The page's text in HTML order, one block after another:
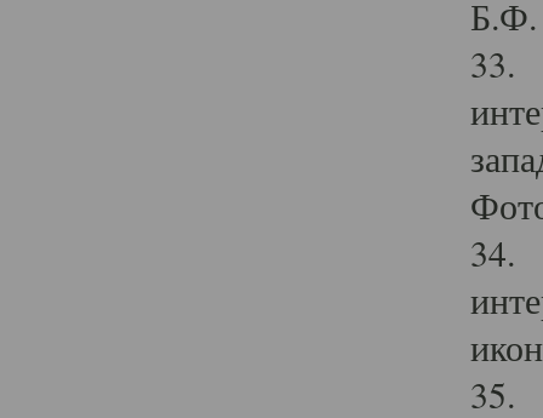
Б.Ф.
33.
34.
35.